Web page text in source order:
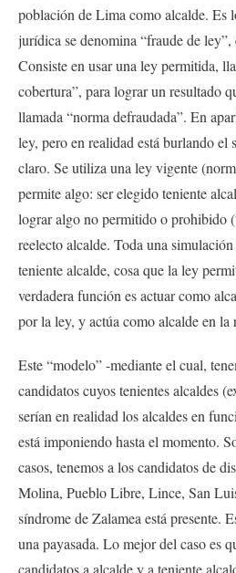
población de Lima como alcalde. Es
jurídica se denomina “fraude de ley”,
Consiste en usar una ley permitida,
cobertura”, para lograr un resultado
llamada “norma defraudada”. En
ley, pero en realidad está burlando el
claro. Se utiliza una ley vigente
permite algo: ser elegido teniente
lograr algo no permitido o prohibido
reelecto alcalde. Toda una
teniente alcalde, cosa que la ley
verdadera función es actuar como
por la ley, y actúa como alcalde en la
Este “modelo” -mediante el cual,
candidatos cuyos tenientes alcaldes
serían en realidad los alcaldes en
está imponiendo hasta el momento.
casos, tenemos a los candidatos de
Molina, Pueblo Libre, Lince, San
síndrome de Zalamea está presente.
una payasada. Lo mejor del caso es